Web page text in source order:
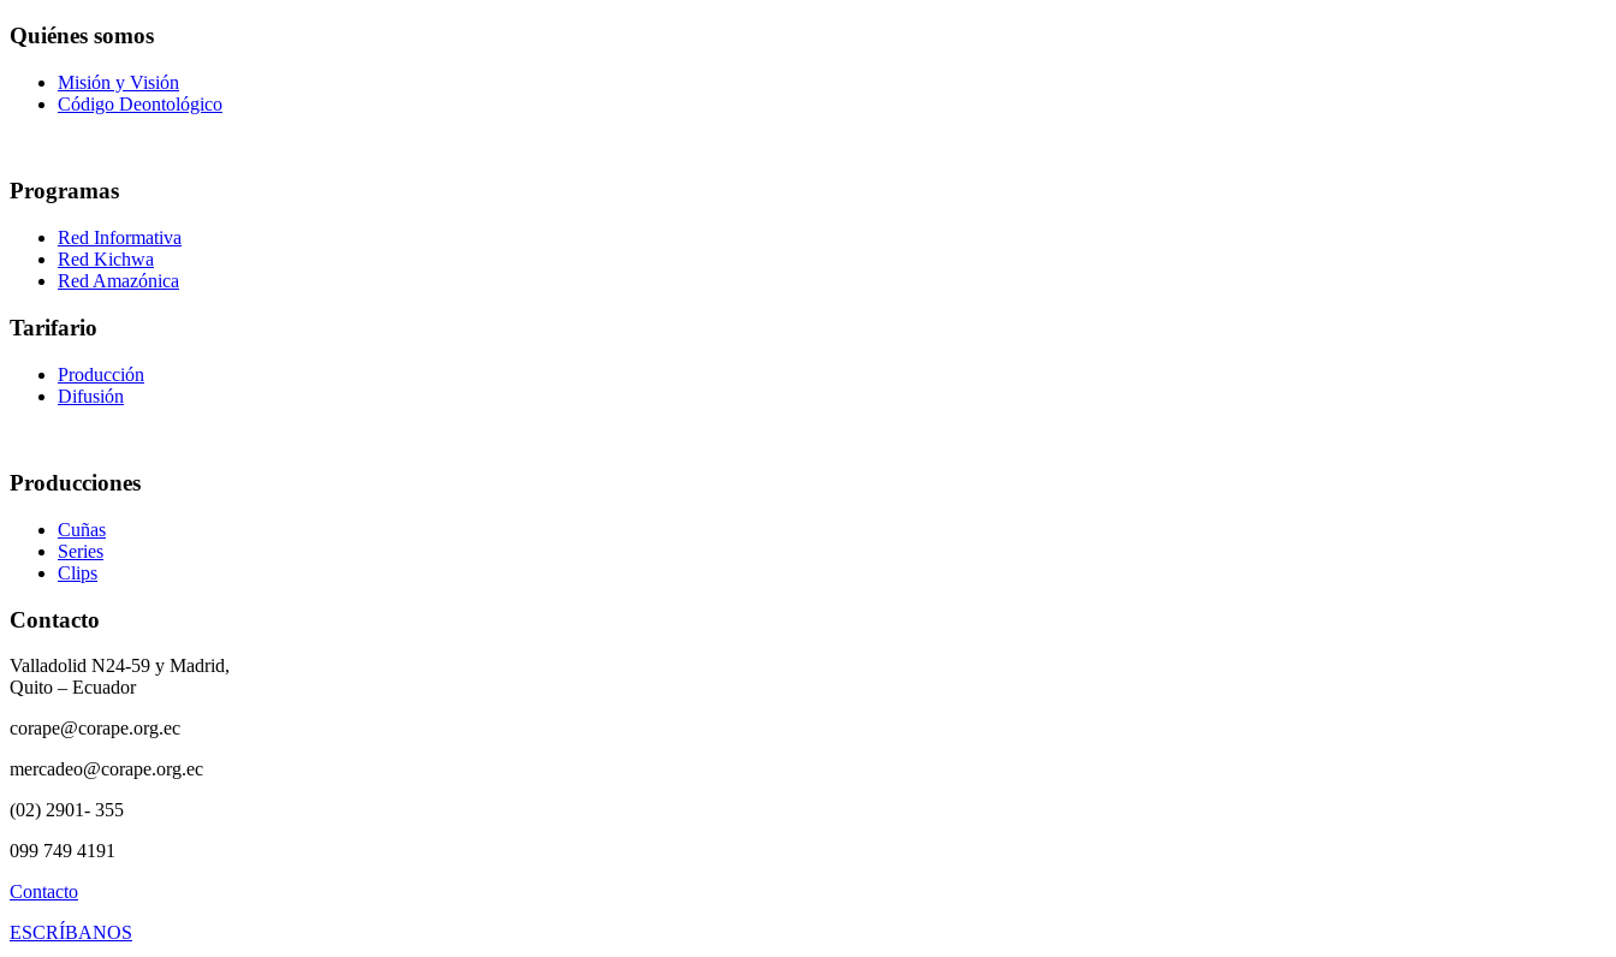
Quiénes somos
Misión y Visión
Código Deontológico
Programas
Red Informativa
Red Kichwa
Red Amazónica
Tarifario
Producción
Difusión
Producciones
Cuñas
Series
Clips
Contacto
Valladolid N24-59 y Madrid,
Quito – Ecuador
corape@corape.org.ec
mercadeo@corape.org.ec
(02) 2901- 355
099 749 4191
Contacto
ESCRÍBANOS